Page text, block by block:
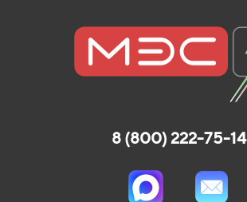
8 (800) 222-75-14